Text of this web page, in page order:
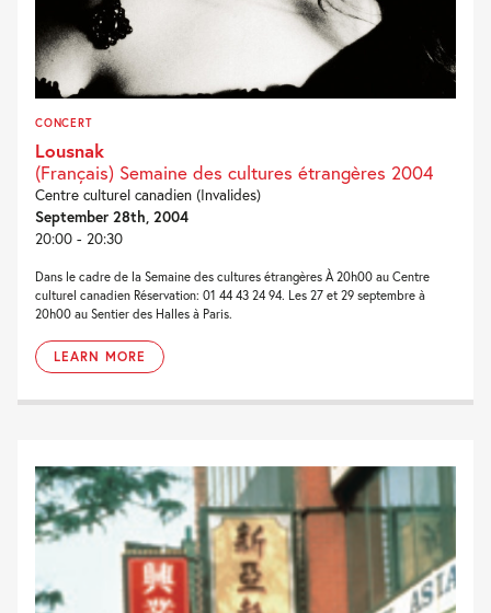
CONCERT
Lousnak
(Français) Semaine des cultures étrangères 2004
Centre culturel canadien (Invalides)
September 28th, 2004
20:00 - 20:30
Dans le cadre de la Semaine des cultures étrangères À 20h00 au Centre
culturel canadien Réservation: 01 44 43 24 94. Les 27 et 29 septembre à
20h00 au Sentier des Halles à Paris.
LEARN MORE